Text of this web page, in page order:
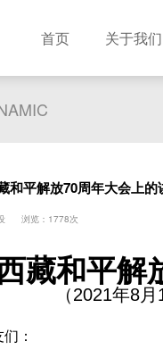
首页 关于我们
和平解放70周年大会上的
浏览：1778次
藏和平解
（2021年8
：